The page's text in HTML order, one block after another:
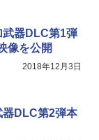
武器DLC第1弾
像を公開
2018年12月3日
器DLC第2弾本